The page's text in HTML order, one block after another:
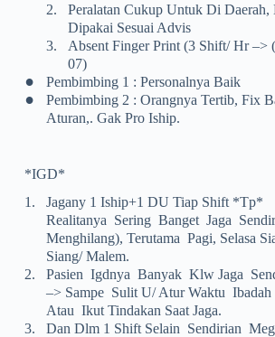
2.
Peralatan Cukup Untuk Di Daerah,
Dipakai Sesuai Advis
3.
Absent Finger Print (3 Shift/ Hr –>
07)
• Pembimbing 1 : Personalnya Baik
•
Pembimbing 2 : Orangnya Tertib, Fix
Aturan,. Gak Pro Iship.
*IGD*
1.
Jagany 1 Iship+1 DU Tiap Shift *tp*
Realitanya Sering Banget Jaga
Menghilang), Terutama Pagi, Selasa
Siang/ Malem.
2.
Pasien Igdnya Banyak Klw Jaga
–> Sampe Sulit U/ Atur Waktu
Atau Ikut Tindakan Saat Jaga.
3.
Dan Dlm 1 Shift Selain Sendirian